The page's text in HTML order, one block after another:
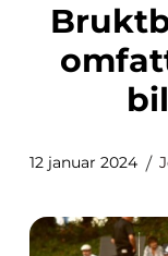
Bruktbil Sarpsborg: En
12 januar 2024